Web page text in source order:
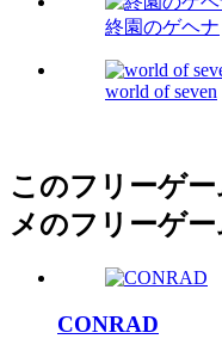
終園のゲヘナ
world of seven
このフリーゲ
メのフリーゲー
CONRAD